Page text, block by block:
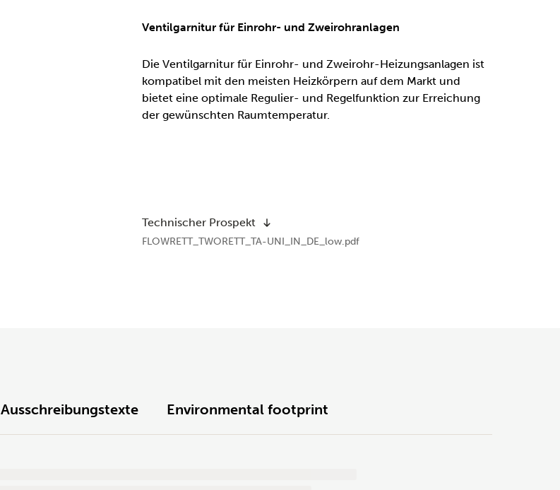
Ventilgarnitur für Einrohr- und Zweirohranlagen
Die Ventilgarnitur für Einrohr- und Zweirohr-Heizungsanlagen ist
kompatibel mit den meisten Heizkörpern auf dem Markt und
bietet eine optimale Regulier- und Regelfunktion zur Erreichung
der gewünschten Raumtemperatur.
Technischer Prospekt
FLOWRETT_TWORETT_TA-UNI_IN_DE_low.pdf
Ausschreibungstexte Environmental footprint